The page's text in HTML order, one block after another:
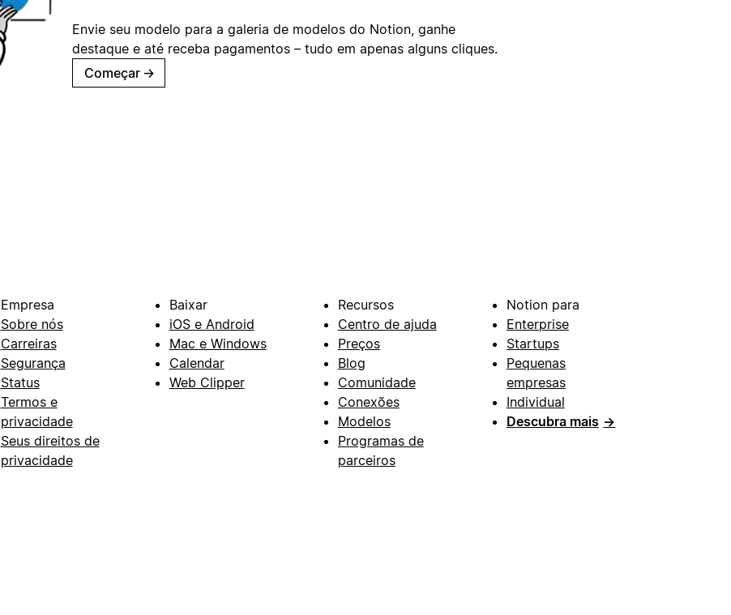
Envie seu modelo para a galeria de modelos do Notion, ganhe
destaque e até receba pagamentos – tudo em apenas alguns cliques.
Começar →
Empresa
Sobre nós
Carreiras
Segurança
Status
Termos e
privacidade
Seus direitos de
privacidade
Baixar
iOS e Android
Mac e Windows
Calendar
Web Clipper
Recursos
Centro de ajuda
Preços
Blog
Comunidade
Conexões
Modelos
Programas de
parceiros
Notion para
Enterprise
Startups
Pequenas
empresas
Individual
Descubra mais →